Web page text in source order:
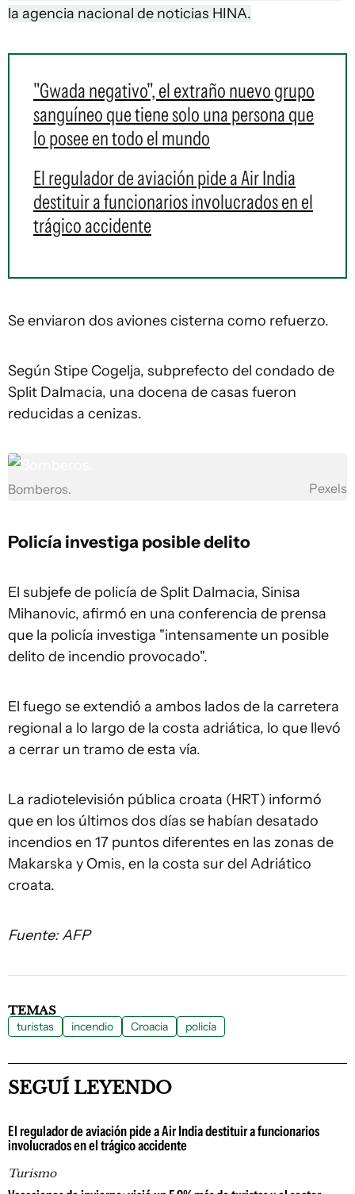
la agencia nacional de noticias HINA.
"Gwada negativo", el extraño nuevo grupo
sanguíneo que tiene solo una persona que
lo posee en todo el mundo
El regulador de aviación pide a Air India
destituir a funcionarios involucrados en el
trágico accidente
Se enviaron dos aviones cisterna como refuerzo.
Según Stipe Cogelja, subprefecto del condado de
Split Dalmacia, una docena de casas fueron
reducidas a cenizas.
Bomberos. Pexels
Policía investiga posible delito
El subjefe de policía de Split Dalmacia, Sinisa
Mihanovic, afirmó en una conferencia de prensa
que la policía investiga "intensamente un posible
delito de incendio provocado".
El fuego se extendió a ambos lados de la carretera
regional a lo largo de la costa adriática, lo que llevó
a cerrar un tramo de esta vía.
La radiotelevisión pública croata (HRT) informó
que en los últimos dos días se habían desatado
incendios en 17 puntos diferentes en las zonas de
Makarska y Omis, en la costa sur del Adriático
croata.
Fuente: AFP
TEMAS
turistas incendio Croacia policía
SEGUÍ LEYENDO
El regulador de aviación pide a Air India destituir a funcionarios
involucrados en el trágico accidente
Turismo